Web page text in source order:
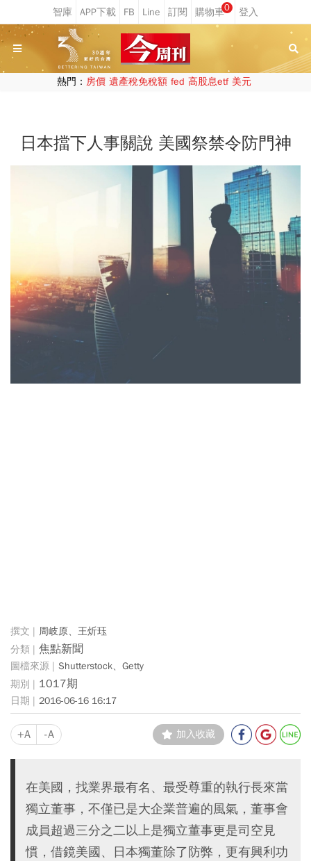
0
熱門： 房價 遺產稅免稅額 fed 高股息etf 美元
日本擋下人事關說 美國祭禁令防門神
周岐原、王炘珏
焦點新聞
Shutterstock、Getty
1017期
2016-06-16 16:17
+A -A 加入收藏
在美國，找業界最有名、最受尊重的執行長來當
獨立董事，不僅已是大企業普遍的風氣，董事會
成員超過三分之二以上是獨立董事更是司空見
慣，借鏡美國、日本獨董除了防弊，更有興利功